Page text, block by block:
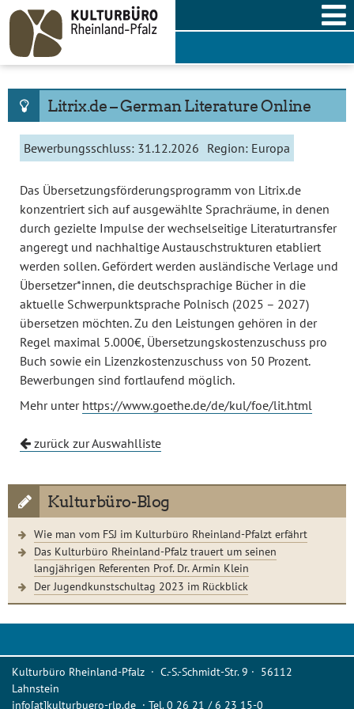
Skip
content
Litrix.de – German Literature Online
Bewerbungsschluss: 31.12.2026 Region: Europa
Das Übersetzungsförderungsprogramm von Litrix.de
konzentriert sich auf ausgewählte Sprachräume, in denen
durch gezielte Impulse der wechselseitige Literaturtransfer
angeregt und nachhaltige Austauschstrukturen etabliert
werden sollen. Gefördert werden ausländische Verlage und
Übersetzer*innen, die deutschsprachige Bücher in die
aktuelle Schwerpunktsprache Polnisch (2025 – 2027)
übersetzen möchten. Zu den Leistungen gehören in der
Regel maximal 5.000€, Übersetzungskostenzuschuss pro
Buch sowie ein Lizenzkostenzuschuss von 50 Prozent.
Bewerbungen sind fortlaufend möglich.
Mehr unter https://www.goethe.de/de/kul/foe/lit.html
zurück zur Auswahlliste
Kulturbüro-Blog
Wie man vom FSJ im Kulturbüro Rheinland-Pfalzt erfährt
Das Kulturbüro Rheinland-Pfalz trauert um seinen
langjährigen Referenten Prof. Dr. Armin Klein
Der Jugendkunstschultag 2023 im Rückblick
Kulturbüro Rheinland-Pfalz · C.-S.-Schmidt-Str. 9 · 56112
Lahnstein
info[at]kulturbuero-rlp.de · Tel. 0 26 21 / 6 23 15-0